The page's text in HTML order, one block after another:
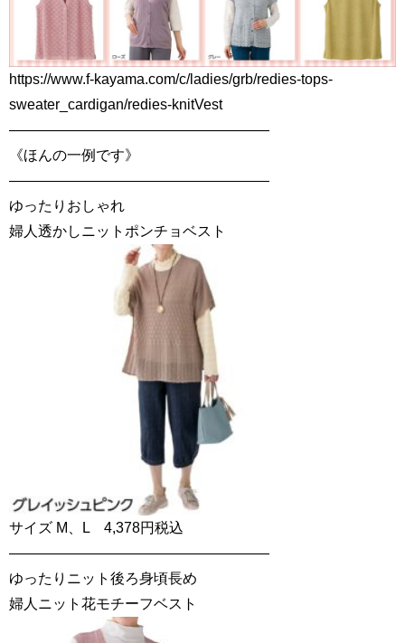
https://www.f-kayama.com/c/ladies/grb/redies-tops-
sweater_cardigan/redies-knitVest
——————————————————
《ほんの一例です》
——————————————————
ゆったりおしゃれ
婦人透かしニットポンチョベスト
サイズ M、L 4,378円税込
——————————————————
ゆったりニット後ろ身頃長め
婦人ニット花モチーフベスト